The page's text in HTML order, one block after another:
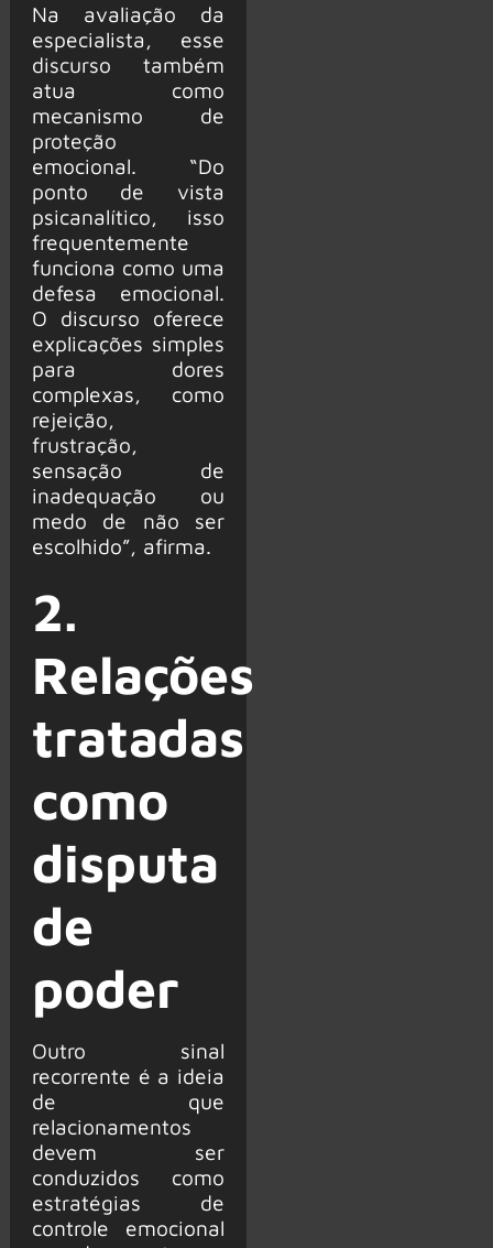
Na avaliação da
especialista, esse
discurso também
atua como
mecanismo de
proteção
emocional. “Do
ponto de vista
psicanalítico, isso
frequentemente
funciona como uma
defesa emocional.
O discurso oferece
explicações simples
para dores
complexas, como
rejeição,
frustração,
sensação de
inadequação ou
medo de não ser
escolhido”, afirma.
2.
Relações
tratadas
como
disputa
de
poder
Outro sinal
recorrente é a ideia
de que
relacionamentos
devem ser
conduzidos como
estratégias de
controle emocional